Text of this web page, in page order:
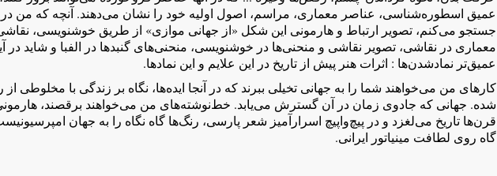
عمیق اسطوره‌شناسی، عناصر معماری، مراسم، اصول اولیه خود را نشان می‌دهند. آنچه که من
جستجو می‌کنم، تصویر ارتباط و هارمونی این شکل «از جهانی موازی» از طریق خوشنویسی،
معماری در نقاشی، تصویر نقاشی و منحنی‌ها در خوشنویسی، منحنی‌های گنبدها در الفبا و شاید در
عمیق‌تر نماد‌شدن‌ها : اثرات هنر پیش از تاریخ در این علایم و این نماد‌ها.
کارهای من می‌خواهند شما را به جهانی تخیلی ببرند که در آنجا ایده‌ها، نگاه بر زندگی با مخلوطی از
شده. جهانی که جادوی زمان در آن گسترش می‌یابد. خط‌نوشته‌های من می‌خواهند برقصند،
قرن‌ها تاریخ می‌لغزد و در پیچ‌واپیچ اسرارآمیز شعر پارسی، رنگ‌ها گاه نگاه را به جهان
گاه روی لطافت مینیاتور ایرانی.